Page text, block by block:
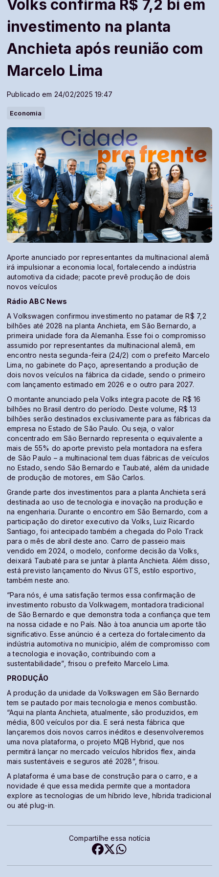
Volks confirma R$ 7,2 bi em
investimento na planta
Anchieta após reunião com
Marcelo Lima
Publicado em 24/02/2025 19:47
Economia
Aporte anunciado por representantes da multinacional alemã
irá impulsionar a economia local, fortalecendo a indústria
automotiva da cidade; pacote prevê produção de dois
novos veículos
Rádio ABC News
A Volkswagen confirmou investimento no patamar de R$ 7,2
bilhões até 2028 na planta Anchieta, em São Bernardo, a
primeira unidade fora da Alemanha. Esse foi o compromisso
assumido por representantes da multinacional alemã, em
encontro nesta segunda-feira (24/2) com o prefeito Marcelo
Lima, no gabinete do Paço, apresentando a produção de
dois novos veículos na fábrica da cidade, sendo o primeiro
com lançamento estimado em 2026 e o outro para 2027.
O montante anunciado pela Volks integra pacote de R$ 16
bilhões no Brasil dentro do período. Deste volume, R$ 13
bilhões serão destinados exclusivamente para as fábricas da
empresa no Estado de São Paulo. Ou seja, o valor
concentrado em São Bernardo representa o equivalente a
mais de 55% do aporte previsto pela montadora na esfera
de São Paulo – a multinacional tem duas fábricas de veículos
no Estado, sendo São Bernardo e Taubaté, além da unidade
de produção de motores, em São Carlos.
Grande parte dos investimentos para a planta Anchieta será
destinada ao uso de tecnologia e inovação na produção e
na engenharia. Durante o encontro em São Bernardo, com a
participação do diretor executivo da Volks, Luiz Ricardo
Santiago, foi antecipado também a chegada do Polo Track
para o mês de abril deste ano. Carro de passeio mais
vendido em 2024, o modelo, conforme decisão da Volks,
deixará Taubaté para se juntar à planta Anchieta. Além disso,
está previsto lançamento do Nivus GTS, estilo esportivo,
também neste ano.
“Para nós, é uma satisfação termos essa confirmação de
investimento robusto da Volkwagem, montadora tradicional
de São Bernardo e que demonstra toda a confiança que tem
na nossa cidade e no País. Não à toa anuncia um aporte tão
significativo. Esse anúncio é a certeza do fortalecimento da
indústria automotiva no município, além de compromisso com
a tecnologia e inovação, contribuindo com a
sustentabilidade”, frisou o prefeito Marcelo Lima.
PRODUÇÃO
A produção da unidade da Volkswagen em São Bernardo
tem se pautado por mais tecnologia e menos combustão.
“Aqui na planta Anchieta, atualmente, são produzidos, em
média, 800 veículos por dia. E será nesta fábrica que
lançaremos dois novos carros inéditos e desenvolveremos
uma nova plataforma, o projeto MQB Hybrid, que nos
permitirá lançar no mercado veículos híbridos flex, ainda
mais sustentáveis e seguros até 2028”, frisou.
A plataforma é uma base de construção para o carro, e a
novidade é que essa medida permite que a montadora
explore as tecnologias de um híbrido leve, híbrida tradicional
ou até plug-in.
Compartilhe essa notícia